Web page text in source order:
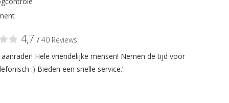
4,7 / 40 Reviews
aanrader! Hele vriendelijke mensen! Nemen de tijd voor
:) Bieden een snelle service.’